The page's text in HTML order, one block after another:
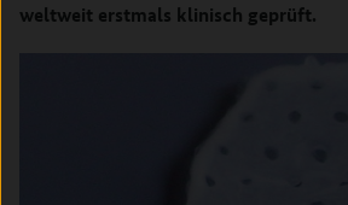
weltweit erstmals klinisch geprüft.